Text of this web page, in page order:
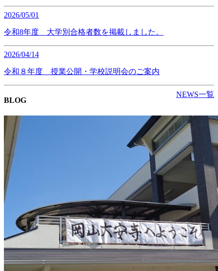
2026/05/01
令和8年度 大学別合格者数を掲載しました。
2026/04/14
令和８年度 授業公開・学校説明会のご案内
NEWS一覧
BLOG